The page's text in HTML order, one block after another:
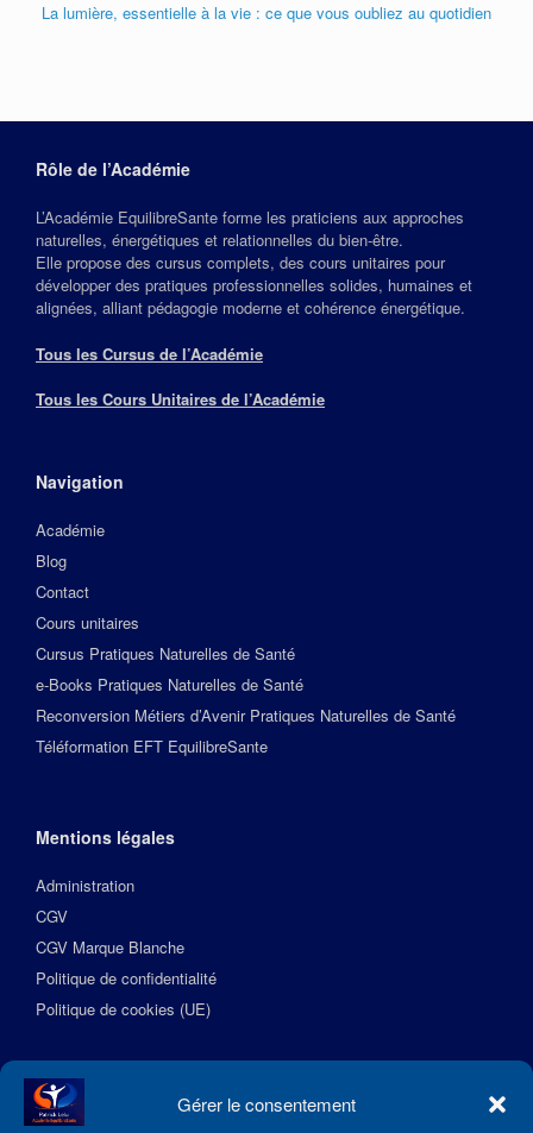
Gérer le consentement
La lumière, essentielle à la vie : ce que vous oubliez au quotidien
Rôle de l’Académie
L’Académie EquilibreSante forme les praticiens aux approches
naturelles, énergétiques et relationnelles du bien‑être.
Elle propose des cursus complets, des cours unitaires pour
développer des pratiques professionnelles solides, humaines et
alignées, alliant pédagogie moderne et cohérence énergétique.
Tous les Cursus de l’Académie
Tous les Cours Unitaires de l’Académie
Navigation
Académie
Blog
Contact
Cours unitaires
Cursus Pratiques Naturelles de Santé
e-Books Pratiques Naturelles de Santé
Reconversion Métiers d’Avenir Pratiques Naturelles de Santé
Téléformation EFT EquilibreSante
Mentions légales
Administration
CGV
CGV Marque Blanche
Politique de confidentialité
Politique de cookies (UE)
Suivez l’Académie EquilibreSante